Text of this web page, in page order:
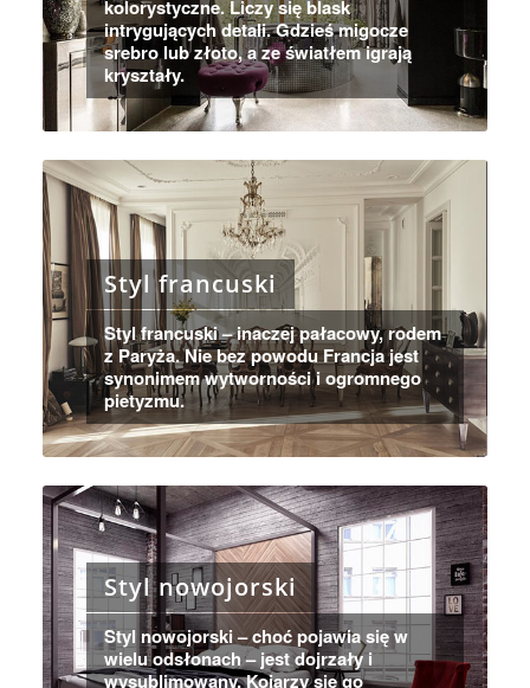
kolorystyczne. Liczy się blask
intrygujących detali. Gdzieś migocze
srebro lub złoto, a ze światłem igrają
kryształy.
Styl francuski
Styl francuski – inaczej pałacowy, rodem
z Paryża. Nie bez powodu Francja jest
synonimem wytworności i ogromnego
pietyzmu.
Styl nowojorski
Styl nowojorski – choć pojawia się w
wielu odsłonach – jest dojrzały i
wysublimowany. Kojarzy się go